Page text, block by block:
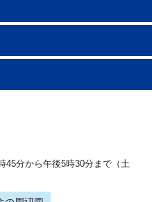
分から午後5時30分まで（土